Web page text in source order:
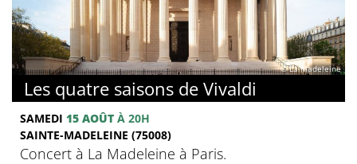
© La Madeleine
Les quatre saisons de Vivaldi
SAMEDI 15 AOÛT À 20H
SAINTE-MADELEINE (75008)
Concert à La Madeleine à Paris.